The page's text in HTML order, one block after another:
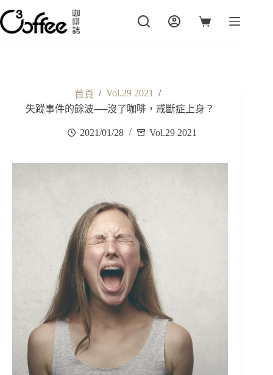
跳
至
主
購
首頁 / Vol.29 2021
/
失蹤事件的餘波──沒了咖啡，戒斷症上身？
2021/01/28 Vol.29 2021